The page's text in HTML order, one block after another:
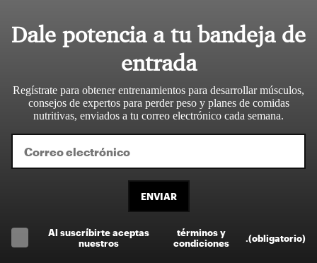
Dale potencia a tu bandeja de
entrada
Regístrate para obtener entrenamientos para desarrollar músculos,
consejos de expertos para perder peso y planes de comidas
nutritivas, enviados a tu correo electrónico cada semana.
ENVIAR
Al suscríbirte aceptas
nuestros
términos y
condiciones
(obligatorio)